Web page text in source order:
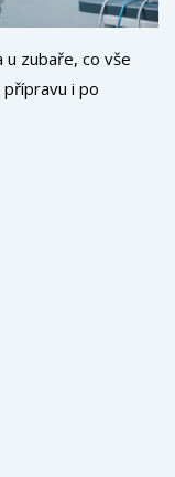
zubaře, co vše
i po